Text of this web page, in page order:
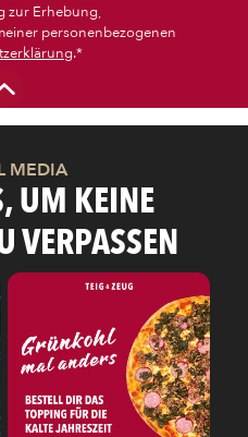
zur Erhebung,
personenbezogenen
.*
MEDIA
UM KEINE
VERPASSEN